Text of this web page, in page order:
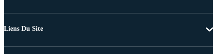
Liens Du Site